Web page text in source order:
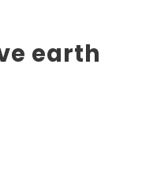
earth